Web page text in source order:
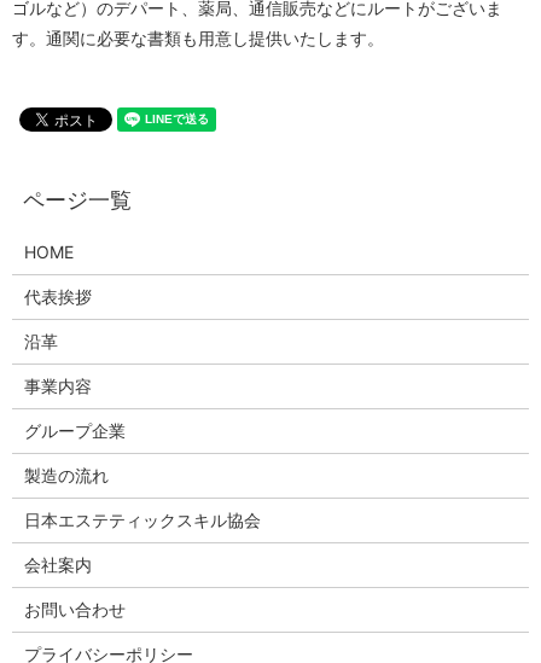
ゴルなど）のデパート、薬局、通信販売などにルートがございま
す。通関に必要な書類も用意し提供いたします。
HOME
代表挨拶
沿革
事業内容
グループ企業
製造の流れ
日本エステティックスキル協会
会社案内
お問い合わせ
プライバシーポリシー